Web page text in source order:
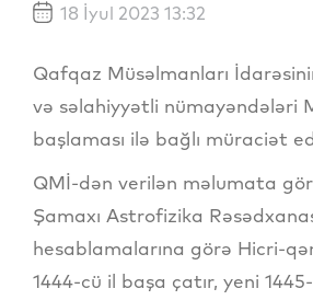
18 İyul 2023 13:32
Qafqaz Müsəlmanları
və səlahiyyətli nümayəndələri
başlaması ilə bağlı müraciət
QMİ-dən verilən məlumata
Şamaxı Astrofizika
hesablamalarına görə Hicri-
1444-cü il başa çatır, yeni